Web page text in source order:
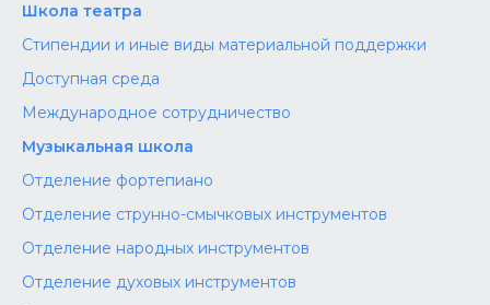
Школа театра
Стипендии и иные виды материальной поддержки
Доступная среда
Международное сотрудничество
Музыкальная школа
Отделение фортепиано
Отделение струнно-смычковых инструментов
Отделение народных инструментов
Отделение духовых инструментов